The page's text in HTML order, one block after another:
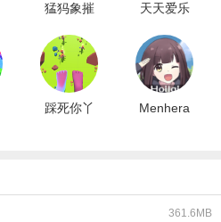
猛犸象摧
天天爱乐
踩死你丫
Menhera
361.6MB